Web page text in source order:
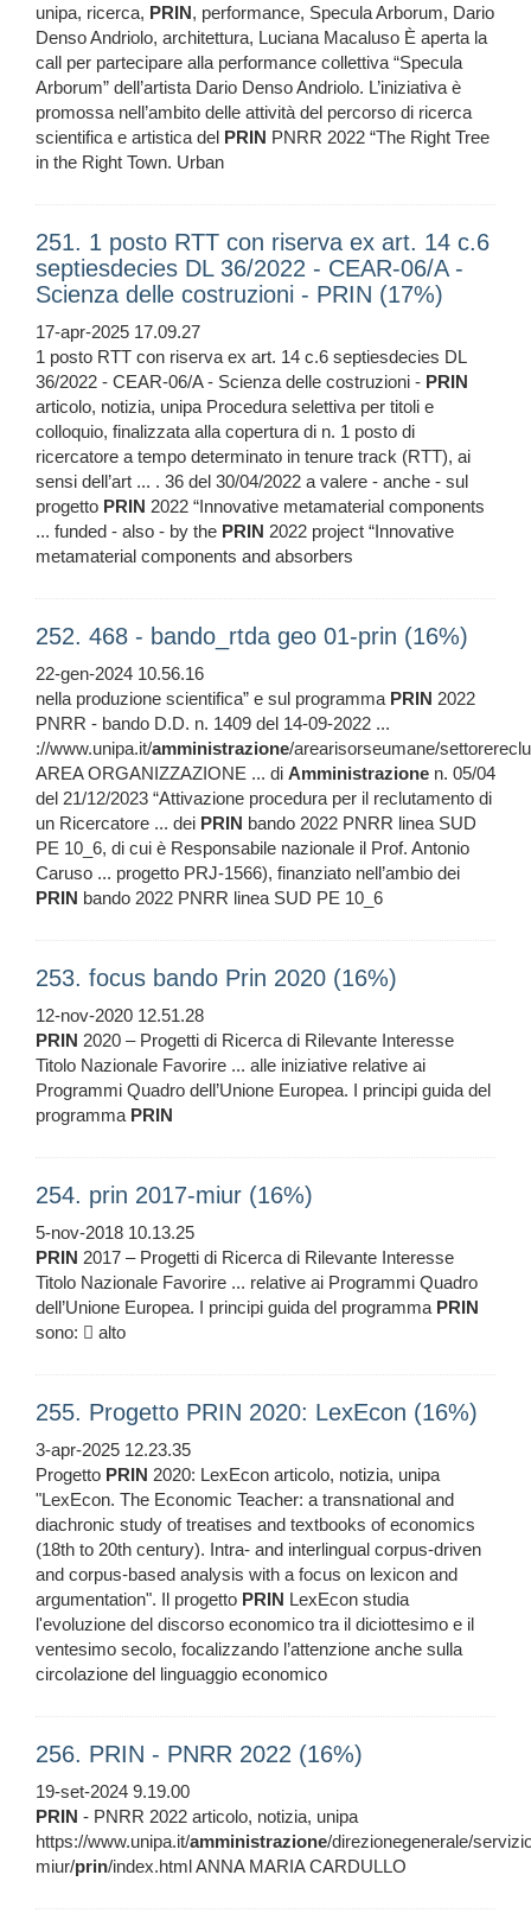
unipa, ricerca, PRIN, performance, Specula Arborum, Dario
Denso Andriolo, architettura, Luciana Macaluso È aperta la
call per partecipare alla performance collettiva “Specula
Arborum” dell’artista Dario Denso Andriolo. L’iniziativa è
promossa nell’ambito delle attività del percorso di ricerca
scientifica e artistica del PRIN PNRR 2022 “The Right Tree
in the Right Town. Urban
251. 1 posto RTT con riserva ex art. 14 c.6
septiesdecies DL 36/2022 - CEAR-06/A -
Scienza delle costruzioni - PRIN (17%)
17-apr-2025 17.09.27
1 posto RTT con riserva ex art. 14 c.6 septiesdecies DL
36/2022 - CEAR-06/A - Scienza delle costruzioni - PRIN
articolo, notizia, unipa Procedura selettiva per titoli e
colloquio, finalizzata alla copertura di n. 1 posto di
ricercatore a tempo determinato in tenure track (RTT), ai
sensi dell’art ... . 36 del 30/04/2022 a valere - anche - sul
progetto PRIN 2022 “Innovative metamaterial components
... funded - also - by the PRIN 2022 project “Innovative
metamaterial components and absorbers
252. 468 - bando_rtda geo 01-prin (16%)
22-gen-2024 10.56.16
nella produzione scientifica” e sul programma PRIN 2022
PNRR - bando D.D. n. 1409 del 14-09-2022 ...
://www.unipa.it/amministrazione/arearisorseumane/
AREA ORGANIZZAZIONE ... di Amministrazione n. 05/04
del 21/12/2023 “Attivazione procedura per il reclutamento di
un Ricercatore ... dei PRIN bando 2022 PNRR linea SUD
PE 10_6, di cui è Responsabile nazionale il Prof. Antonio
Caruso ... progetto PRJ-1566), finanziato nell’ambio dei
PRIN bando 2022 PNRR linea SUD PE 10_6
253. focus bando Prin 2020 (16%)
12-nov-2020 12.51.28
PRIN 2020 – Progetti di Ricerca di Rilevante Interesse
Titolo Nazionale Favorire ... alle iniziative relative ai
Programmi Quadro dell’Unione Europea. I principi guida del
programma PRIN
254. prin 2017-miur (16%)
5-nov-2018 10.13.25
PRIN 2017 – Progetti di Ricerca di Rilevante Interesse
Titolo Nazionale Favorire ... relative ai Programmi Quadro
dell’Unione Europea. I principi guida del programma PRIN
sono:  alto
255. Progetto PRIN 2020: LexEcon (16%)
3-apr-2025 12.23.35
Progetto PRIN 2020: LexEcon articolo, notizia, unipa
"LexEcon. The Economic Teacher: a transnational and
diachronic study of treatises and textbooks of economics
(18th to 20th century). Intra- and interlingual corpus-driven
and corpus-based analysis with a focus on lexicon and
argumentation". Il progetto PRIN LexEcon studia
l'evoluzione del discorso economico tra il diciottesimo e il
ventesimo secolo, focalizzando l’attenzione anche sulla
circolazione del linguaggio economico
256. PRIN - PNRR 2022 (16%)
19-set-2024 9.19.00
PRIN - PNRR 2022 articolo, notizia, unipa
https://www.unipa.it/amministrazione/direzionegenerale/
miur/prin/index.html ANNA MARIA CARDULLO